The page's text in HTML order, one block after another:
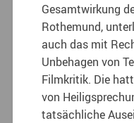
Gesamtwirkung
Rothemund,
auch das mit
Unbehagen von
Filmkritik. Die
von
tatsächliche